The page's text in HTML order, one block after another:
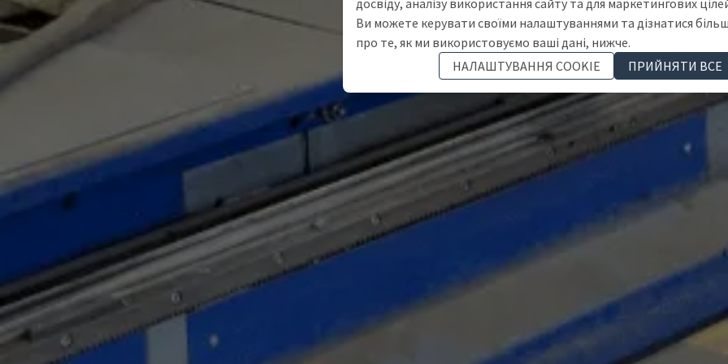
досвіду, аналізу використання сайту та для маркетингових
Ви можете керувати своїми налаштуваннями та дізнатися
про те, як ми використовуємо ваші дані, нижче.
НАЛАШТУВАННЯ COOKIE
ПРИЙНЯТИ ВСЕ